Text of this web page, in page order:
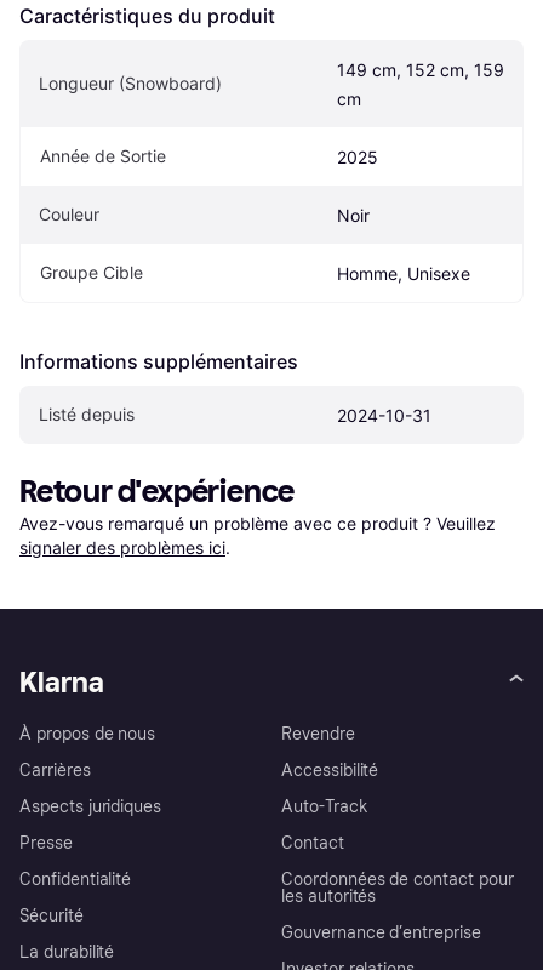
Caractéristiques du produit
Longueur (Snowboard)
149 cm, 152 cm, 159
cm
Année de Sortie 2025
Couleur Noir
Groupe Cible Homme, Unisexe
Informations supplémentaires
Listé depuis 2024-10-31
Retour d'expérience
Avez-vous remarqué un problème avec ce produit ? Veuillez
signaler des problèmes ici.
Klarna
À propos de nous
Carrières
Aspects juridiques
Presse
Confidentialité
Sécurité
La durabilité
Revendre
Accessibilité
Auto-Track
Contact
Coordonnées de contact pour
les autorités
Gouvernance d’entreprise